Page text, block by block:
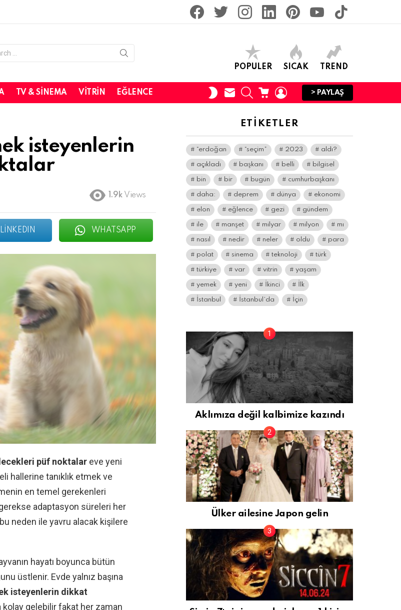
POPULER SICAK TREND
TV & SINEMA VITRIN EĞLENCE
SWITCH
SKIN
SUBSCRIBE
SEARCHCART LOGIN
> PAYLAŞ
isteyenlerin
1.9k Views
LINKEDIN WHATSAPP
püf noktalar eve yeni
hallerine tanıklık etmek ve
en temel gerekenleri
adaptasyon süreleri her
neden ile yavru alacak kişilere
hayatı boyunca bütün
üstlenir. Evde yalnız başına
isteyenlerin dikkat
kolay gelebilir fakat her zaman
ETIKETLER
“erdoğan “seçim” 2023 aldı?
açıkladı başkanı belli bilgisel
bin bir bugün cumhurbaşkanı
daha: deprem dünya ekonomi
elon eğlence gezi gündem
ile manşet milyar milyon mı
nasıl nedir neler oldu para
polat sinema teknoloji türk
türkiye var vitrin yaşam
yemek yeni İkinci İlk
İstanbul İstanbul’da İçin
Aklımıza değil kalbimize kazındı
Ülker ailesine Japon gelin